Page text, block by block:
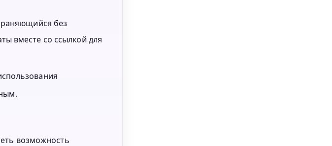
без
вместе со ссылкой для
возможность